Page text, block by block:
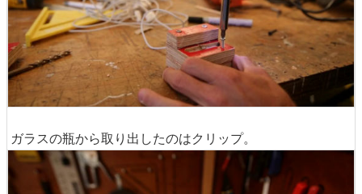
ネジで固定。